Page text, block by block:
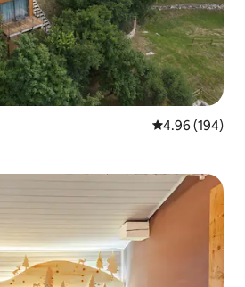
คะแนนเฉลี่ย
4.96 (194)